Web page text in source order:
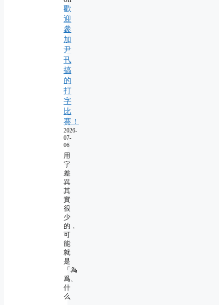
歡
迎
參
加
尹
卂
搞
的
打
字
比
賽！
2026-
07-
06
用
字
差
異
其
實
很
少
的，
可
能
就
是
「為
爲、
什
么